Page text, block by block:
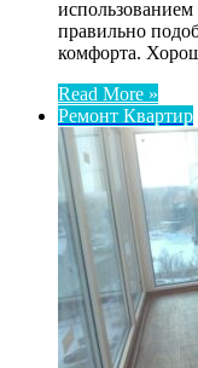
правильно
комфорта.
Read More »
Ремонт Квартир